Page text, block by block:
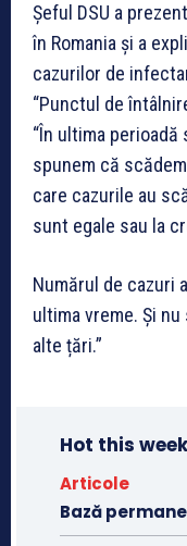
Șeful DSU a
în Romania și a
cazurilor de
“Punctul de
“În ultima
spunem că
care cazurile au
sunt egale sau la
Numărul de cazuri
ultima vreme. Și
alte țări.”
Hot this week
Articole
Bază